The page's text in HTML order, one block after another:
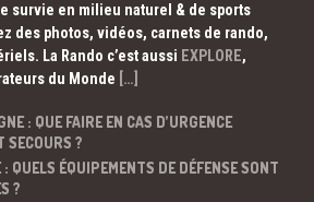
survie en milieu naturel & de sports
des photos, vidéos, carnets de rando,
La Rando c’est aussi EXPLORE,
du Monde […]
: QUE FAIRE EN CAS D’URGENCE
SECOURS ?
QUELS ÉQUIPEMENTS DE DÉFENSE SONT
?